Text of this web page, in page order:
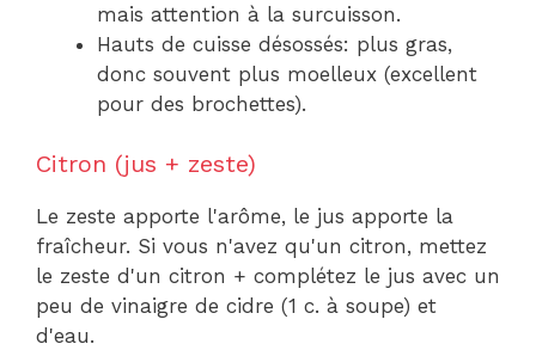
mais attention à la surcuisson.
Hauts de cuisse désossés: plus gras,
donc souvent plus moelleux (excellent
pour des brochettes).
Citron (jus + zeste)
Le zeste apporte l'arôme, le jus apporte la
fraîcheur. Si vous n'avez qu'un citron, mettez
le zeste d'un citron + complétez le jus avec un
peu de vinaigre de cidre (1 c. à soupe) et
d'eau.